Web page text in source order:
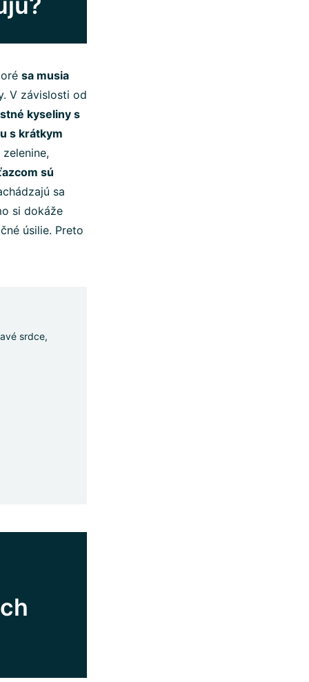
sa musia
V závislosti od
kyseliny s
s krátkym
sú
sa
si dokáže
úsilie. Preto
srdce,